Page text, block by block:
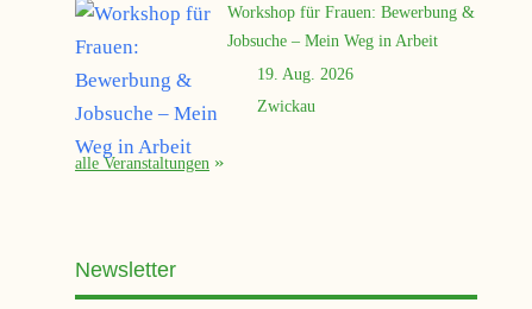
Workshop für Frauen: Bewerbung &
Jobsuche – Mein Weg in Arbeit
19. Aug. 2026
Zwickau
alle Veranstaltungen
Newsletter